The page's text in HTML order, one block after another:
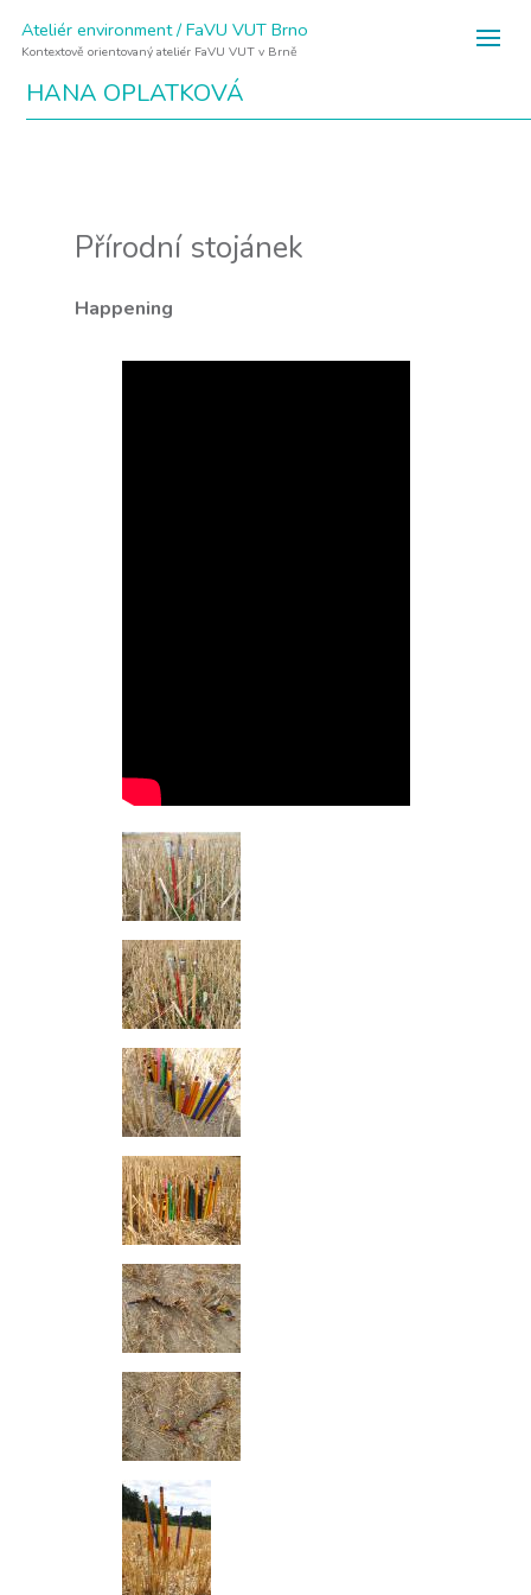
Ateliér environment / FaVU VUT Brno
Kontextově orientovaný ateliér FaVU VUT v Brně
HANA OPLATKOVÁ
Přírodní stojánek
Happening